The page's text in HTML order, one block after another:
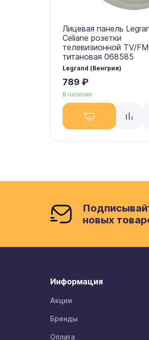
Лицевая панель
Celiane розетки
телевизионной TV/
титановая 068585
Legrand (Венгрия)
789 ₽
В наличии
новых
Информация
Акции
Бренды
Оплата